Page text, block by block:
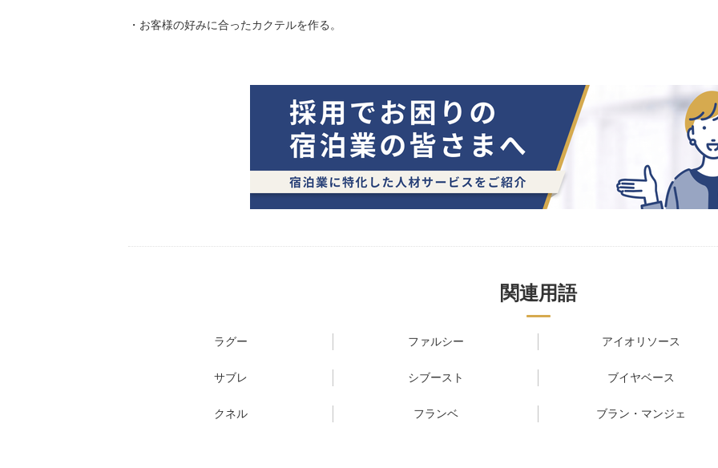
・お客様の好みに合ったカクテルを作る。
関連用語
ラグー ファルシー アイオリソース
サブレ シブースト ブイヤベース
クネル フランベ ブラン・マンジェ